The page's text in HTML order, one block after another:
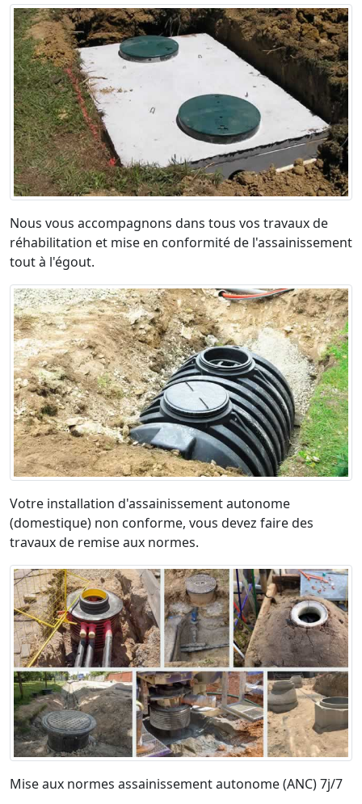
Nous vous accompagnons dans tous vos travaux de
réhabilitation et mise en conformité de l'assainissement
tout à l'égout.
Votre installation d'assainissement autonome
(domestique) non conforme, vous devez faire des
travaux de remise aux normes.
Mise aux normes assainissement autonome (ANC) 7j/7